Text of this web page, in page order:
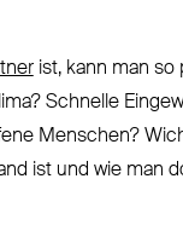
ist, kann man so
Schnelle
Menschen?
ist und wie man